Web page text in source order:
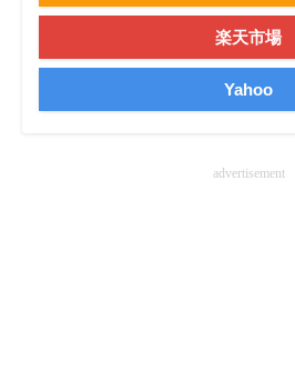
楽天市場
Yahoo
advertisement